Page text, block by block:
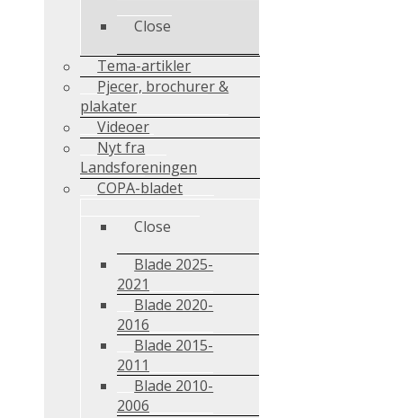
Close
Tema-artikler
Pjecer, brochurer &
plakater
Videoer
Nyt fra
Landsforeningen
COPA-bladet
Close
Blade 2025-
2021
Blade 2020-
2016
Blade 2015-
2011
Blade 2010-
2006